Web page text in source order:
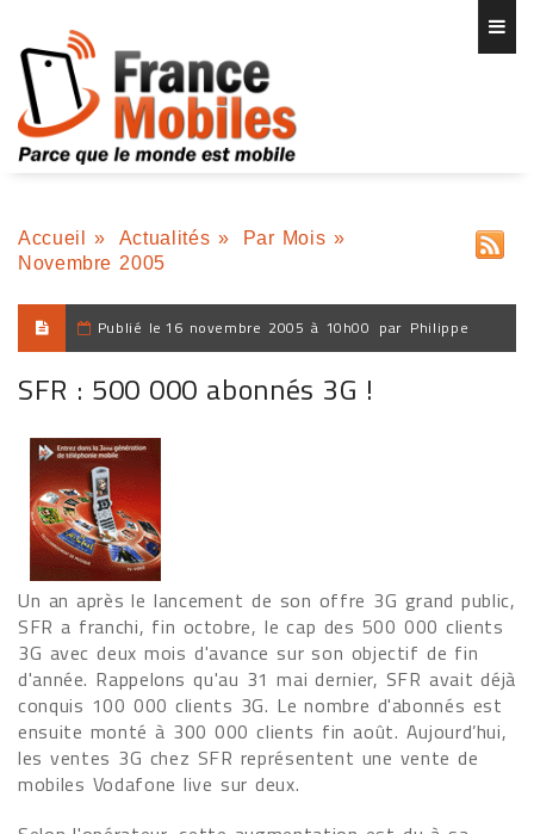
Accueil » Actualités » Par Mois »
Novembre 2005
Publié le 16 novembre 2005 à 10h00 par Philippe
SFR : 500 000 abonnés 3G !
Un an après le lancement de son offre 3G grand public,
SFR a franchi, fin octobre, le cap des 500 000 clients
3G avec deux mois d'avance sur son objectif de fin
d'année. Rappelons qu'au 31 mai dernier, SFR avait déjà
conquis 100 000 clients 3G. Le nombre d'abonnés est
ensuite monté à 300 000 clients fin août. Aujourd’hui,
les ventes 3G chez SFR représentent une vente de
mobiles Vodafone live sur deux.